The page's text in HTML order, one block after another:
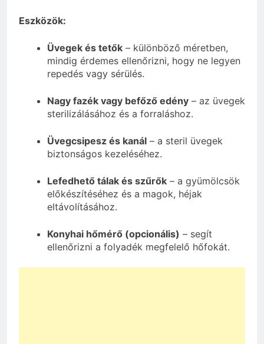
Eszközök:
Üvegek és tetők – különböző méretben,
mindig érdemes ellenőrizni, hogy ne legyen
repedés vagy sérülés.
Nagy fazék vagy befőző edény – az üvegek
sterilizálásához és a forraláshoz.
Üvegcsipesz és kanál – a steril üvegek
biztonságos kezeléséhez.
Lefedhető tálak és szűrők – a gyümölcsök
előkészítéséhez és a magok, héjak
eltávolításához.
Konyhai hőmérő (opcionális) – segít
ellenőrizni a folyadék megfelelő hőfokát.